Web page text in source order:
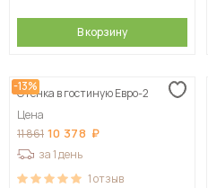
В корзину
-13%
Стенка в гостиную Евро-2
Цена
11 861 10 378
за 1 день
1отзыв